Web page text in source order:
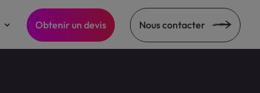
Obtenir un devis Nous contacter